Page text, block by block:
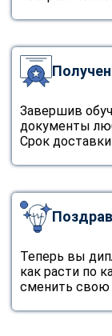
Завершив
документы
Срок
Теперь вы
как расти по
сменить свою